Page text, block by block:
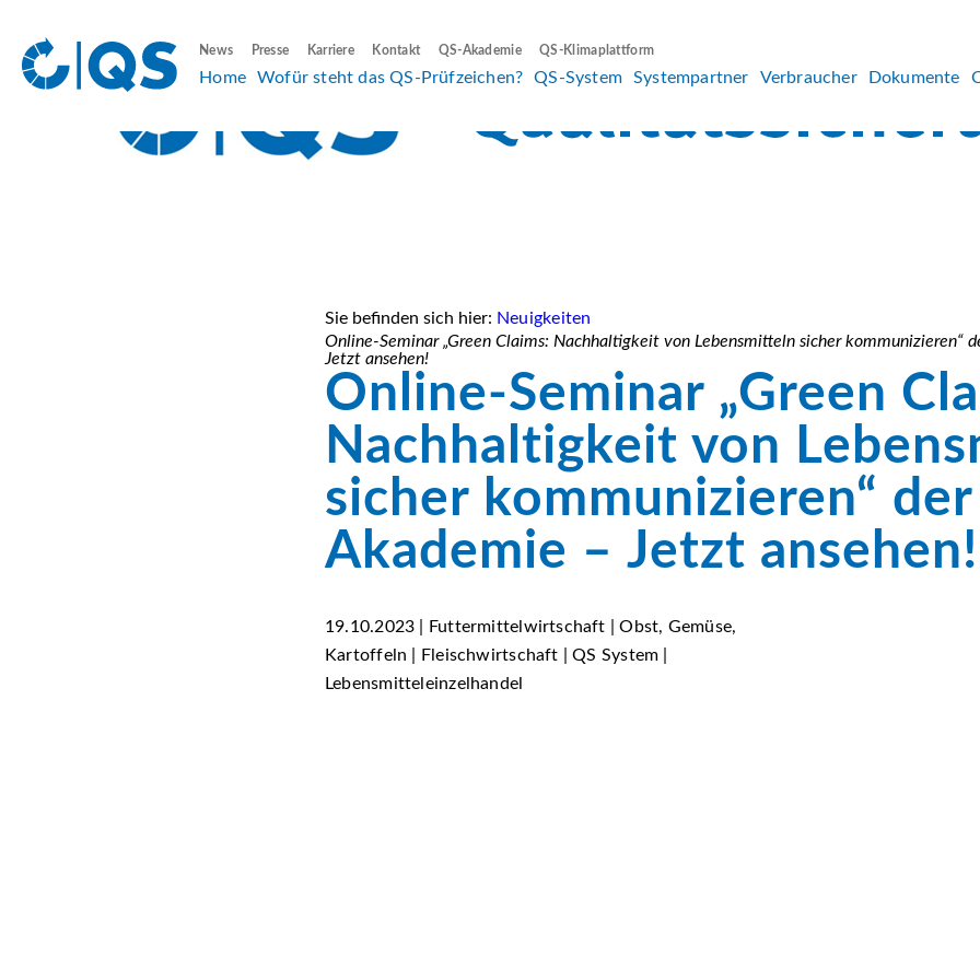
News Presse Karriere Kontakt QS-Akademie QS-Klimaplattform
Home Wofür steht das QS-Prüfzeichen? QS-System Systempartner Verbraucher Dokumente
Sie befinden sich hier: Neuigkeiten
Online-Seminar „Green Claims: Nachhaltigkeit von Lebensmitteln sicher kommunizieren“
Jetzt ansehen!
Online-Seminar „Green
Nachhaltigkeit von
sicher kommunizieren“
Akademie – Jetzt ansehen!
19.10.2023 | Futtermittelwirtschaft | Obst, Gemüse,
Kartoffeln | Fleischwirtschaft | QS System |
Lebensmitteleinzelhandel